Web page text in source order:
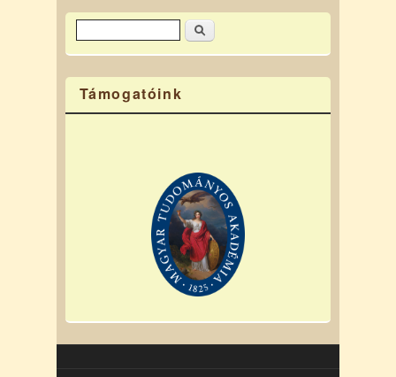
Keresés űrlap
Keresés
Támogatóink